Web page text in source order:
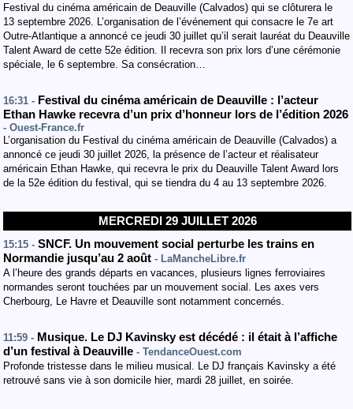
Festival du cinéma américain de Deauville (Calvados) qui se clôturera le
13 septembre 2026. L’organisation de l’événement qui consacre le 7e art
Outre-Atlantique a annoncé ce jeudi 30 juillet qu’il serait lauréat du Deauville
Talent Award de cette 52e édition. Il recevra son prix lors d’une cérémonie
spéciale, le 6 septembre. Sa consécration…
16:31 - Festival du cinéma américain de Deauville : l’acteur
Ethan Hawke recevra d’un prix d’honneur lors de l’édition 2026
- Ouest-France.fr
L’organisation du Festival du cinéma américain de Deauville (Calvados) a
annoncé ce jeudi 30 juillet 2026, la présence de l’acteur et réalisateur
américain Ethan Hawke, qui recevra le prix du Deauville Talent Award lors
de la 52e édition du festival, qui se tiendra du 4 au 13 septembre 2026.
MERCREDI 29 JUILLET 2026
15:15 - SNCF. Un mouvement social perturbe les trains en
Normandie jusqu’au 2 août - LaMancheLibre.fr
A l’heure des grands départs en vacances, plusieurs lignes ferroviaires
normandes seront touchées par un mouvement social. Les axes vers
Cherbourg, Le Havre et Deauville sont notamment concernés.
11:59 - Musique. Le DJ Kavinsky est décédé : il était à l’affiche
d’un festival à Deauville - TendanceOuest.com
Profonde tristesse dans le milieu musical. Le DJ français Kavinsky a été
retrouvé sans vie à son domicile hier, mardi 28 juillet, en soirée.